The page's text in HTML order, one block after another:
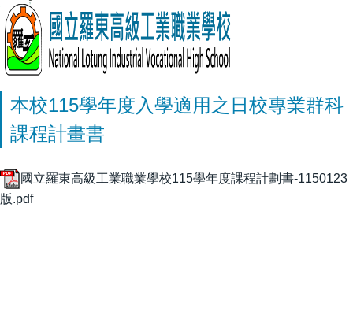
本校115學年度入學適用之日校專業群科
課程計畫書
國立羅東高級工業職業學校115學年度課程計劃書-1150123
版.pdf